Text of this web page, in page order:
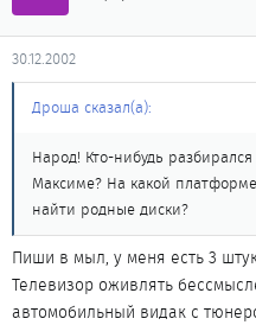
30.12.2002
Дроша сказал(а):
Народ! Кто-нибудь
Максиме? На какой
найти родные диски?
Пиши в мыл, у меня есть 3
Телевизор оживлять
автомобильный видак с